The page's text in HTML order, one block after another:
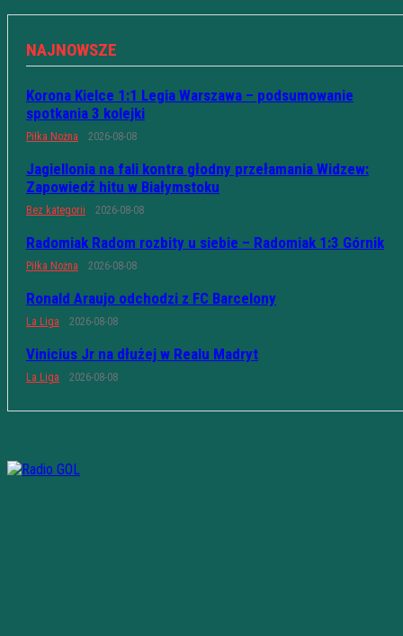
NAJNOWSZE
Korona Kielce 1:1 Legia Warszawa – podsumowanie
spotkania 3 kolejki
Piłka Nożna 2026-08-08
Jagiellonia na fali kontra głodny przełamania Widzew:
Zapowiedź hitu w Białymstoku
Bez kategorii 2026-08-08
Radomiak Radom rozbity u siebie – Radomiak 1:3 Górnik
Piłka Nożna 2026-08-08
Ronald Araujo odchodzi z FC Barcelony
La Liga 2026-08-08
Vinicius Jr na dłużej w Realu Madryt
La Liga 2026-08-08